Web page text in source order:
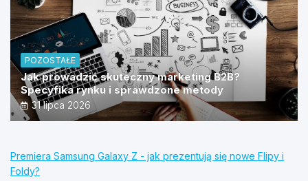
POZOSTAŁE
Jak prowadzić skuteczny marketing B2B?
Specyfika rynku i sprawdzone metody
31 lipca 2026
Premiera Samsung Galaxy Z - jak prezentują się nowe Flipy i
Foldy?